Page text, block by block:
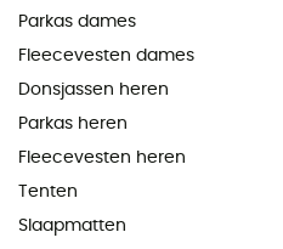
Parkas dames
Fleecevesten dames
Donsjassen heren
Parkas heren
Fleecevesten heren
Tenten
Slaapmatten